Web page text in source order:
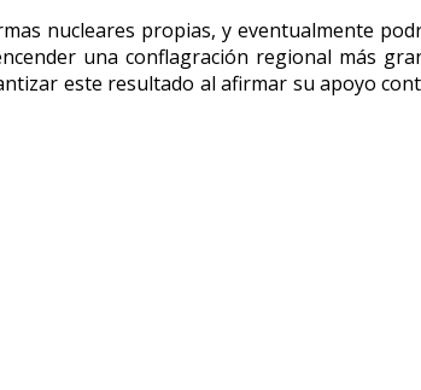
nucleares propias, y eventualmente
una conflagración regional más
este resultado al afirmar su apoyo